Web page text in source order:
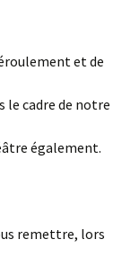
et de
le cadre de notre
également.
remettre, lors